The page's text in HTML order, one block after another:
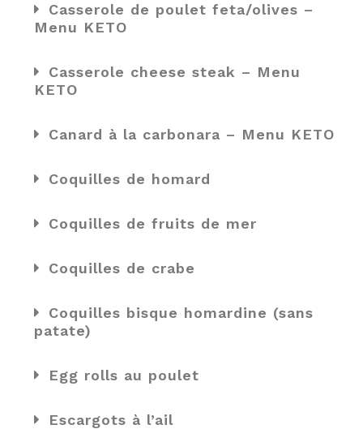
Casserole de poulet feta/olives –
Menu KETO
Casserole cheese steak – Menu
KETO
Canard à la carbonara – Menu KETO
Coquilles de homard
Coquilles de fruits de mer
Coquilles de crabe
Coquilles bisque homardine (sans
patate)
Egg rolls au poulet
Escargots à l’ail